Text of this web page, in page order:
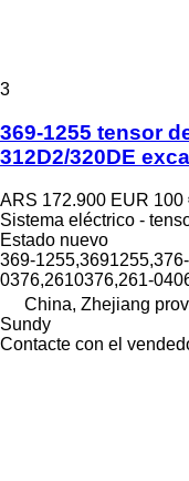
3
369-1255 tensor
312D2/320DE
ARS 172.900 EUR 100
Sistema eléctrico -
Estado nuevo
369-
0376,2610376,261-
China, Zhejiang
Sundy
Contacte con el